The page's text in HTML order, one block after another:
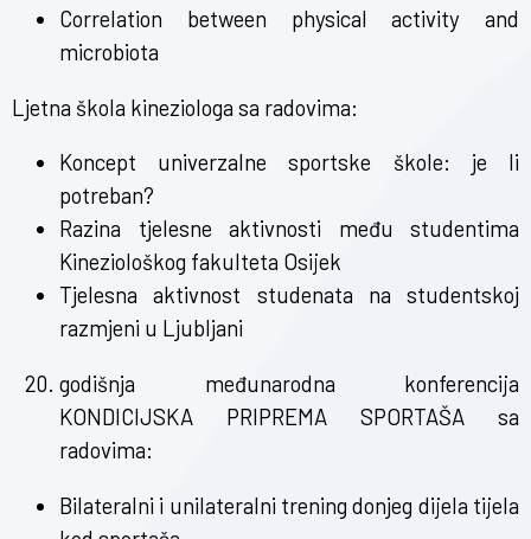
Correlation between physical activity and
microbiota
Ljetna škola kineziologa sa radovima:
Koncept univerzalne sportske škole: je li
potreban?
Razina tjelesne aktivnosti među studentima
Kineziološkog fakulteta Osijek
Tjelesna aktivnost studenata na studentskoj
razmjeni u Ljubljani
godišnja međunarodna konferencija
KONDICIJSKA PRIPREMA SPORTAŠA sa
radovima:
Bilateralni i unilateralni trening donjeg dijela tijela